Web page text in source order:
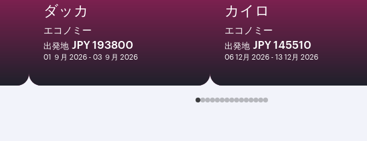
ダッカ
エコノミー
出発地 JPY 193800
01 ９月 2026 - 03 ９月 2026
カイロ
エコノミー
出発地 JPY 145510
06 12月 2026 - 13 12月 2026